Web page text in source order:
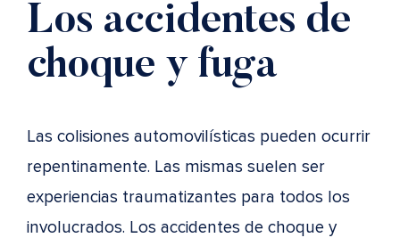
Los accidentes de
choque y fuga
Las colisiones automovilísticas pueden ocurrir
repentinamente. Las mismas suelen ser
experiencias traumatizantes para todos los
involucrados. Los accidentes de choque y